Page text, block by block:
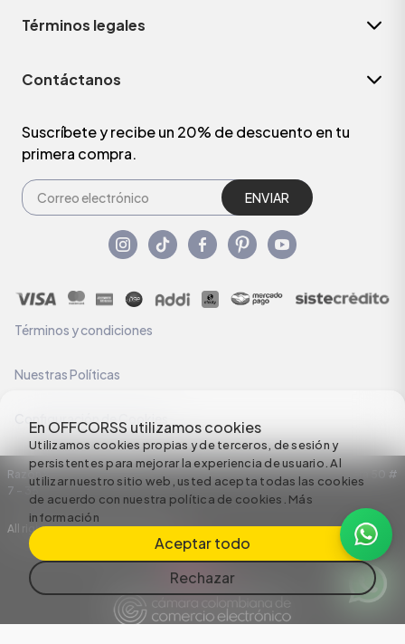
En OFFCORSS utilizamos cookies
Utilizamos cookies propias y de terceros, de sesión y
persistentes para mejorar la experiencia de usuario. Al
utilizar nuestro sitio web, usted acepta todas las cookies
de acuerdo con nuestra política de cookies. Más
información
Aceptar todo
Rechazar
Términos legales
Contáctanos
Suscríbete y recibe un 20% de descuento en tu
primera compra.
ENVIAR
Términos y condiciones
Nuestras Políticas
Configuración de Cookies
Razón Social: C.I HERMECO S.A. NIT: 890924167-6 Dirección: Carrera 50 #
7 – 35
All rights reserved empowered by